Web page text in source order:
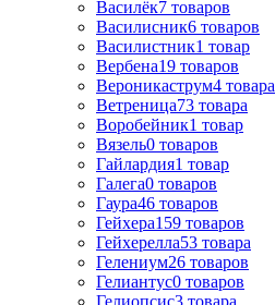
Василёк7 товаров
Василисник6 товаров
Василистник1 товар
Вербена19 товаров
Вероникаструм4 товара
Ветреница73 товара
Воробейник1 товар
Вязель0 товаров
Гайлардия1 товар
Галега0 товаров
Гаура46 товаров
Гейхера159 товаров
Гейхерелла53 товара
Гелениум26 товаров
Гелиантус0 товаров
Гелиопсис3 товара